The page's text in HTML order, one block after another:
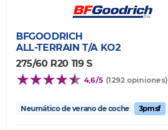
BFGOODRICH
ALL-TERRAIN T/A KO2
275/60 R20 119 S
4,6/5 (1292 opiniones)
Neumático de verano de coche 3pmsf